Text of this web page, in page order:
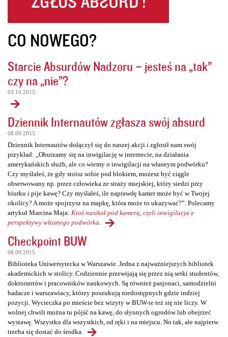
CO NOWEGO?
Starcie Absurdów Nadzoru – jesteś na „tak”
czy na „nie”?
03.10.2015
Dziennik Internautów zgłasza swój absurd
08.09.2015
Dziennik Internautów dołączył się do naszej akcji i zgłosił nam swój
przykład: „Oburzamy się na inwigilację w internecie, na działania
amerykańskich służb, ale co wiemy o inwigilacji na własnym podwórku?
Czy myślałeś, że gdy stoisz sobie pod blokiem, możesz być ciągle
obserwowany np. przez człowieka ze straży miejskiej, który siedzi przy
biurku i pije kawę? Czy myślałeś, ile naprawdę kamer może być w Twojej
okolicy? A może spojrzysz na mapkę, która może to ukazywać?”. Polecamy
artykuł Marcina Maja: Ktoś nasikał pod kamerą, czyli inwigilacja z
perspektywy własnego podwórka
Checkpoint BUW
08.09.2015
Biblioteka Uniwersytecka w Warszawie. Jedna z najważniejszych bibliotek
akademickich w stolicy. Codziennie przewijają się przez nią setki studentów,
doktorantów i pracowników naukowych. Są również pasjonaci, samodzielni
badacze i warszawiacy, którzy poszukują niedostępnych gdzie indziej
pozycji. Wycieczka po mieście bez wizyty w BUW-ie też się nie liczy. W
wolnej chwili można tu pójść na kawę, do słynnych ogrodów lub obejrzeć
wystawę. Wszystko dla wszystkich, od ręki i na miejscu. No tak, ale najpierw
trzeba się dostać do środka.